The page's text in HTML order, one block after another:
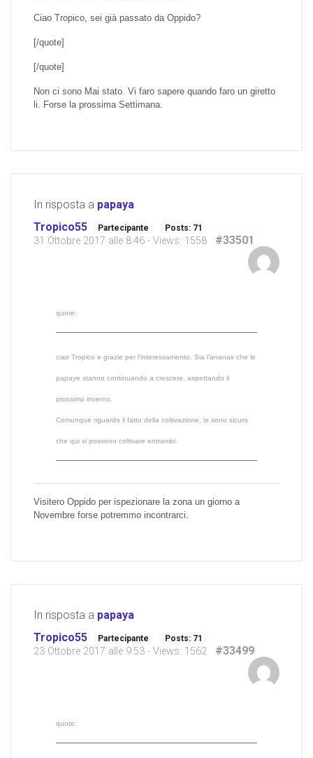
Ciao Tropico, sei già passato da Oppido?
[/quote]
[/quote]
Non ci sono Mai stato. Vi faro sapere quando faro un giretto
li. Forse la prossima Settimana.
In risposta a papaya
Tropico55
Partecipante Posts: 71
31 Ottobre 2017 alle 8:46 - Views: 1558 #33501
quote:
ciao Tropico e grazie per l’interessamento. Sia l’ananas che le
papaye stanno continuando a crescere, aspettando il
prossimo inverno.
Comunque riguardo il fatto della coltivazione, io sono sicuro
che qui si possono coltivare entrambi.
Visitero Oppido per ispezionare la zona un giorno a
Novembre forse potremmo incontrarci.
In risposta a papaya
Tropico55
Partecipante Posts: 71
23 Ottobre 2017 alle 9:53 - Views: 1562 #33499
quote: